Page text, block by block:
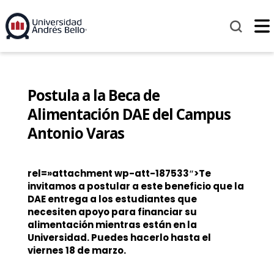
Postula a la Beca de
Alimentación DAE del Campus
Antonio Varas
rel=»attachment wp-att-187533″>Te
invitamos a postular a este beneficio que la
DAE entrega a los estudiantes que
necesiten apoyo para financiar su
alimentación mientras están en la
Universidad. Puedes hacerlo hasta el
viernes 18 de marzo.